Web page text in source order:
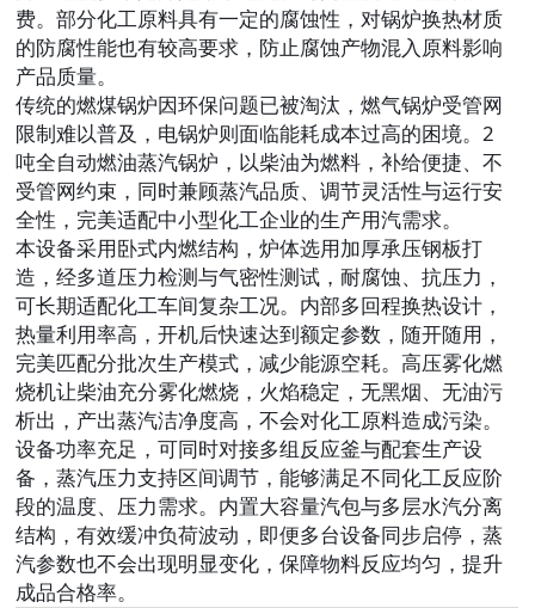
费。部分化工原料具有一定的腐蚀性，对锅炉换热材质
的防腐性能也有较高要求，防止腐蚀产物混入原料影响
产品质量。
传统的燃煤锅炉因环保问题已被淘汰，燃气锅炉受管网
限制难以普及，电锅炉则面临能耗成本过高的困境。2
吨全自动燃油蒸汽锅炉，以柴油为燃料，补给便捷、不
受管网约束，同时兼顾蒸汽品质、调节灵活性与运行安
全性，完美适配中小型化工企业的生产用汽需求。
本设备采用卧式内燃结构，炉体选用加厚承压钢板打
造，经多道压力检测与气密性测试，耐腐蚀、抗压力，
可长期适配化工车间复杂工况。内部多回程换热设计，
热量利用率高，开机后快速达到额定参数，随开随用，
完美匹配分批次生产模式，减少能源空耗。高压雾化燃
烧机让柴油充分雾化燃烧，火焰稳定，无黑烟、无油污
析出，产出蒸汽洁净度高，不会对化工原料造成污染。
设备功率充足，可同时对接多组反应釜与配套生产设
备，蒸汽压力支持区间调节，能够满足不同化工反应阶
段的温度、压力需求。内置大容量汽包与多层水汽分离
结构，有效缓冲负荷波动，即便多台设备同步启停，蒸
汽参数也不会出现明显变化，保障物料反应均匀，提升
成品合格率。